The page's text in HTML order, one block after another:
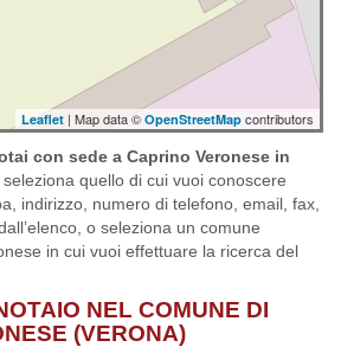
Leaflet | Map data © OpenStreetMap contributors
con sede a Caprino Veronese in
seleziona quello di cui vuoi conoscere
indirizzo, numero di telefono, email, fax,
o seleziona un comune
in cui vuoi effettuare la ricerca del
NEL COMUNE DI
(VERONA)